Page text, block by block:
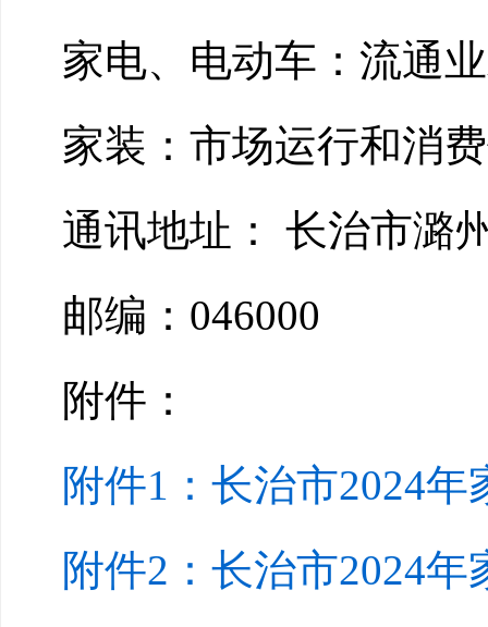
家电、电动车：流通
家装：市场运行和消
通讯地址： 长治市潞
邮编：046000
附件：
附件1：长治市2024
附件2：长治市2024